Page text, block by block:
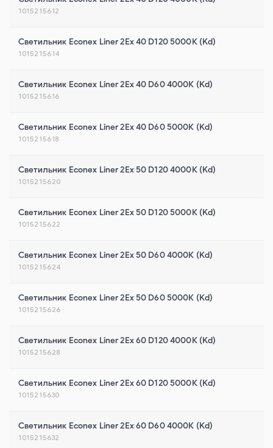
1015215612
Светильник Econex Liner 2Ex 40 D120 5000К (Kd)
1015215614
Светильник Econex Liner 2Ex 40 D60 4000К (Kd)
1015215616
Светильник Econex Liner 2Ex 40 D60 5000К (Kd)
1015215618
Светильник Econex Liner 2Ex 50 D120 4000К (Kd)
1015215620
Светильник Econex Liner 2Ex 50 D120 5000К (Kd)
1015215622
Светильник Econex Liner 2Ex 50 D60 4000К (Kd)
1015215624
Светильник Econex Liner 2Ex 50 D60 5000К (Kd)
1015215626
Светильник Econex Liner 2Ex 60 D120 4000К (Kd)
1015215628
Светильник Econex Liner 2Ex 60 D120 5000К (Kd)
1015215630
Светильник Econex Liner 2Ex 60 D60 4000К (Kd)
1015215632